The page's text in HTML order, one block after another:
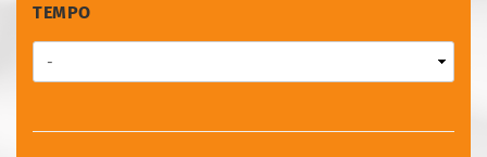
TEMPO
TEMPO